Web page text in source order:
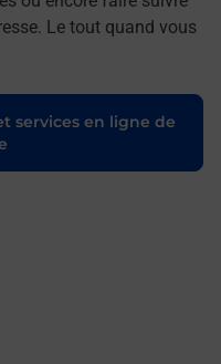
Le tout quand vous
services en ligne de